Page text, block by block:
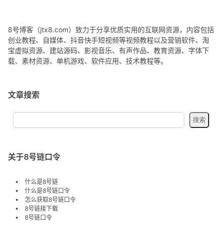
8号博客（jtx8.com）致力于分享优质实用的互联网资源，内容包括
创业教程、自媒体、抖音快手短视频等视频教程以及营销软件、淘
宝虚拟资源、建站源码、影视音乐、有声作品、教育资源、字体下
载、素材资源、单机游戏、软件应用、技术教程等。
文章搜索
关于8号链口令
什么是8号链
什么是8号链口令
怎么获取8号链口令
8号链接下载
8号链口令